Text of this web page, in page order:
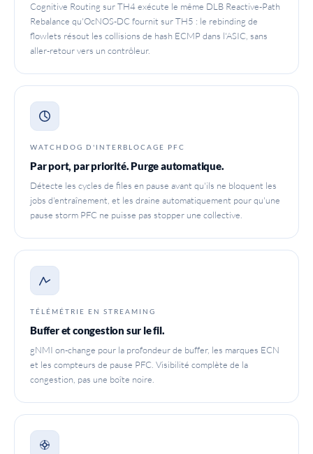
Cognitive Routing sur TH4 exécute le même DLB Reactive-Path
Rebalance qu'OcNOS-DC fournit sur TH5 : le rebinding de
flowlets résout les collisions de hash ECMP dans l'ASIC, sans
aller-retour vers un contrôleur.
WATCHDOG D'INTERBLOCAGE PFC
Par port, par priorité. Purge automatique.
Détecte les cycles de files en pause avant qu'ils ne bloquent les
jobs d'entraînement, et les draine automatiquement pour qu'une
pause storm PFC ne puisse pas stopper une collective.
TÉLÉMÉTRIE EN STREAMING
Buffer et congestion sur le fil.
gNMI on-change pour la profondeur de buffer, les marques ECN
et les compteurs de pause PFC. Visibilité complète de la
congestion, pas une boîte noire.